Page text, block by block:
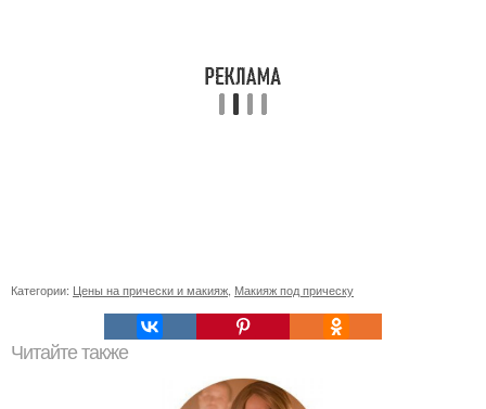
Категории: Цены на прически и макияж Макияж под прическу
Читайте также